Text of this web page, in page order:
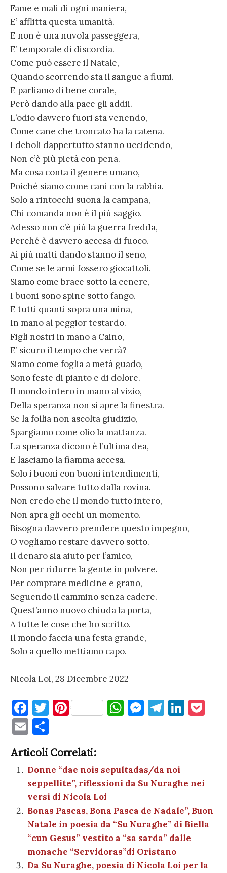
Fame e mali di ogni maniera,
E’ afflitta questa umanità.
E non è una nuvola passeggera,
E’ temporale di discordia.
Come può essere il Natale,
Quando scorrendo sta il sangue a fiumi.
E parliamo di bene corale,
Però dando alla pace gli addii.
L’odio davvero fuori sta venendo,
Come cane che troncato ha la catena.
I deboli dappertutto stanno uccidendo,
Non c’è più pietà con pena.
Ma cosa conta il genere umano,
Poiché siamo come cani con la rabbia.
Solo a rintocchi suona la campana,
Chi comanda non è il più saggio.
Adesso non c’è più la guerra fredda,
Perché è davvero accesa di fuoco.
Ai più matti dando stanno il seno,
Come se le armi fossero giocattoli.
Siamo come brace sotto la cenere,
I buoni sono spine sotto fango.
E tutti quanti sopra una mina,
In mano al peggior testardo.
Figli nostri in mano a Caino,
E’ sicuro il tempo che verrà?
Siamo come foglia a metà guado,
Sono feste di pianto e di dolore.
Il mondo intero in mano al vizio,
Della speranza non si apre la finestra.
Se la follia non ascolta giudizio,
Spargiamo come olio la mattanza.
La speranza dicono è l’ultima dea,
E lasciamo la fiamma accesa.
Solo i buoni con buoni intendimenti,
Possono salvare tutto dalla rovina.
Non credo che il mondo tutto intero,
Non apra gli occhi un momento.
Bisogna davvero prendere questo impegno,
O vogliamo restare davvero sotto.
Il denaro sia aiuto per l’amico,
Non per ridurre la gente in polvere.
Per comprare medicine e grano,
Seguendo il cammino senza cadere.
Quest’anno nuovo chiuda la porta,
A tutte le cose che ho scritto.
Il mondo faccia una festa grande,
Solo a quello mettiamo capo.
Nicola Loi, 28 Dicembre 2022
F
a
c
e
b
o
o
k
T
te
r
Pi
es
t
W
A
p
p
M
g
er
T
a
m
Li
n
E
m
ai
l
o
n
di
vi
di
Articoli Correlati:
Donne “dae nois sepultadas/da noi
seppellite”, riflessioni da Su Nuraghe nei
versi di Nicola Loi
Bonas Pascas, Bona Pasca de Nadale”, Buon
Natale in poesia da “Su Nuraghe” di Biella
“cun Gesus” vestito a “sa sarda” dalle
monache “Servidoras”di Oristano
Da Su Nuraghe, poesia di Nicola Loi per la